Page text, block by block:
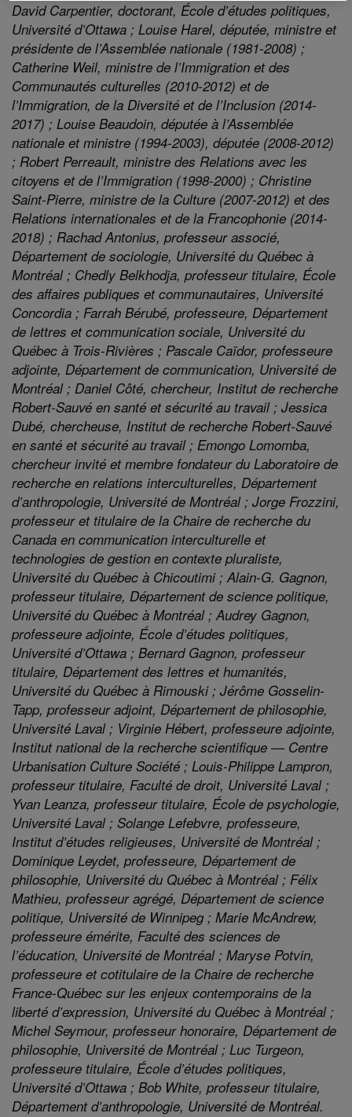
David Carpentier, doctorant, École d’études politiques,
Université d’Ottawa ; Louise Harel, députée, ministre et
présidente de l’Assemblée nationale (1981-2008) ;
Catherine Weil, ministre de l’Immigration et des
Communautés culturelles (2010-2012) et de
l’Immigration, de la Diversité et de l’Inclusion (2014-
2017) ; Louise Beaudoin, députée à l’Assemblée
nationale et ministre (1994-2003), députée (2008-2012)
; Robert Perreault, ministre des Relations avec les
citoyens et de l’Immigration (1998-2000) ; Christine
Saint-Pierre, ministre de la Culture (2007-2012) et des
Relations internationales et de la Francophonie (2014-
2018) ; Rachad Antonius, professeur associé,
Département de sociologie, Université du Québec à
Montréal ; Chedly Belkhodja, professeur titulaire, École
des affaires publiques et communautaires, Université
Concordia ; Farrah Bérubé, professeure, Département
de lettres et communication sociale, Université du
Québec à Trois-Rivières ; Pascale Caïdor, professeure
adjointe, Département de communication, Université de
Montréal ; Daniel Côté, chercheur, Institut de recherche
Robert-Sauvé en santé et sécurité au travail ; Jessica
Dubé, chercheuse, Institut de recherche Robert-Sauvé
en santé et sécurité au travail ; Emongo Lomomba,
chercheur invité et membre fondateur du Laboratoire de
recherche en relations interculturelles, Département
d’anthropologie, Université de Montréal ; Jorge Frozzini,
professeur et titulaire de la Chaire de recherche du
Canada en communication interculturelle et
technologies de gestion en contexte pluraliste,
Université du Québec à Chicoutimi ; Alain-G. Gagnon,
professeur titulaire, Département de science politique,
Université du Québec à Montréal ; Audrey Gagnon,
professeure adjointe, École d’études politiques,
Université d’Ottawa ; Bernard Gagnon, professeur
titulaire, Département des lettres et humanités,
Université du Québec à Rimouski ; Jérôme Gosselin-
Tapp, professeur adjoint, Département de philosophie,
Université Laval ; Virginie Hébert, professeure adjointe,
Institut national de la recherche scientifique — Centre
Urbanisation Culture Société ; Louis-Philippe Lampron,
professeur titulaire, Faculté de droit, Université Laval ;
Yvan Leanza, professeur titulaire, École de psychologie,
Université Laval ; Solange Lefebvre, professeure,
Institut d’études religieuses, Université de Montréal ;
Dominique Leydet, professeure, Département de
philosophie, Université du Québec à Montréal ; Félix
Mathieu, professeur agrégé, Département de science
politique, Université de Winnipeg ; Marie McAndrew,
professeure émérite, Faculté des sciences de
l’éducation, Université de Montréal ; Maryse Potvin,
professeure et cotitulaire de la Chaire de recherche
France-Québec sur les enjeux contemporains de la
liberté d’expression, Université du Québec à Montréal ;
Michel Seymour, professeur honoraire, Département de
philosophie, Université de Montréal ; Luc Turgeon,
professeure titulaire, École d’études politiques,
Université d’Ottawa ; Bob White, professeur titulaire,
Département d’anthropologie, Université de Montréal.